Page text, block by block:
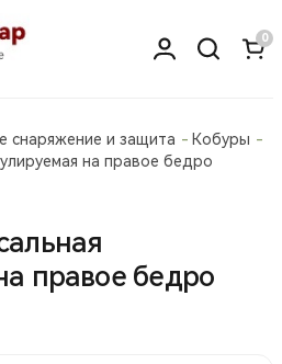
0
снаряжение и защита
Кобуры
на правое бедро
правое бедро